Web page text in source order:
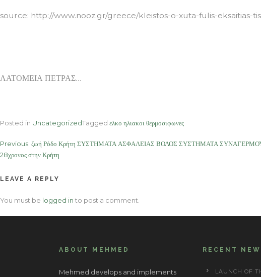
source: http://www.nooz.gr/greece/kleistos-o-xuta-fulis-eksaitias-
ΛΑΤΟΜΕΙΑ ΠΕΤΡΑΣ…
Posted in UncategorizedTagged ελκο ηλιακοι θερμοσιφωνες
Post
navigation
Previous: ζωή Ρόδο Κρήτη ΣΥΣΤΗΜΑΤΑ ΑΣΦΑΛΕΙΑΣ ΒΟΛΟΣ ΣΥΣΤΗΜΑΤΑ ΣΥΝΑΓΕΡΜΟΥ
28χρονος στην Κρήτη
LEAVE A REPLY
You must be logged in to post a comment.
ABOUT MEHMED
Mehmed develops and implements
RECENT
LAUNCH OF